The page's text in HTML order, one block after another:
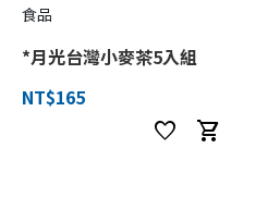
食品
*月光台灣小麥茶5入組
NT$165
favorite shopping_cart